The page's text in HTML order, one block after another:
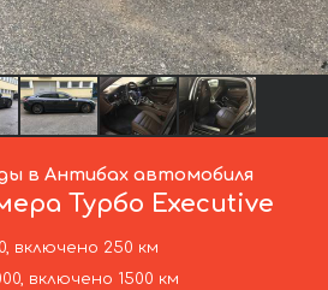
в Антибах автомобиля
Турбо Executive
включено 250 км
включено 1500 км